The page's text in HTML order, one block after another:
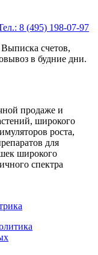
8 (495) 198-07-97
счетов,
в будние дни.
продаже и
широкого
роста,
для
широкого
спектра